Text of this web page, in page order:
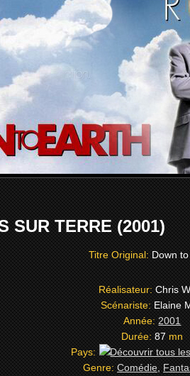
SUR TERRE (2001)
Titre Original:Down
Réalisateur:Chris
Scénariste:Elaine
Année:2001
Durée:87mn
Pays:
Genre:Comédie,